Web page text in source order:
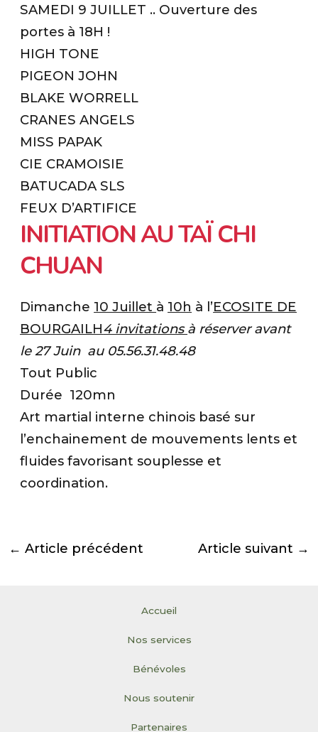
SAMEDI 9 JUILLET .. Ouverture des
portes à 18H !
HIGH TONE
PIGEON JOHN
BLAKE WORRELL
CRANES ANGELS
MISS PAPAK
CIE CRAMOISIE
BATUCADA SLS
FEUX D’ARTIFICE
INITIATION AU TAÏ CHI
CHUAN
Dimanche 10 Juillet à 10h à l’ECOSITE DE
BOURGAILH4 invitationsà réserver avant
le 27 Juin au 05.56.31.48.48
Tout Public
Durée 120mn
Art martial interne chinois basé sur
l’enchainement de mouvements lents et
fluides favorisant souplesse et
coordination.
← Article précédent Article suivant →
Accueil
Nos services
Bénévoles
Nous soutenir
Partenaires